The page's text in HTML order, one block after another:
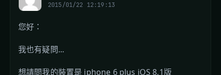
2015/01/22 12:19:13
您好：
我也有疑問...
想請問我的裝置是 iphone 6 plus iOS 8.1版